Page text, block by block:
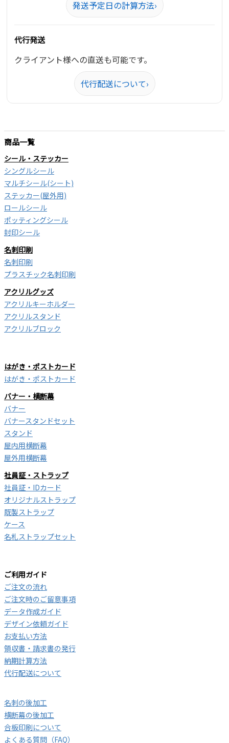
発送予定日の計算方法›
代行発送
クライアント様への直送も可能です。
代行配送について›
商品一覧
シール・ステッカー
シングルシール
マルチシール(シート)
ステッカー(屋外用)
ロールシール
ポッティングシール
封印シール
名刺印刷
名刺印刷
プラスチック名刺印刷
アクリルグッズ
アクリルキーホルダー
アクリルスタンド
アクリルブロック
はがき・ポストカード
はがき・ポストカード
バナー・横断幕
バナー
バナースタンドセット
スタンド
屋内用横断幕
屋外用横断幕
社員証・ストラップ
社員証・IDカード
オリジナルストラップ
既製ストラップ
ケース
名札ストラップセット
ご利用ガイド
ご注文の流れ
ご注文時のご留意事項
データ作成ガイド
デザイン依頼ガイド
お支払い方法
領収書・請求書の発行
納期計算方法
代行配送について
名刺の後加工
横断幕の後加工
合板印刷について
よくある質問（FAQ）